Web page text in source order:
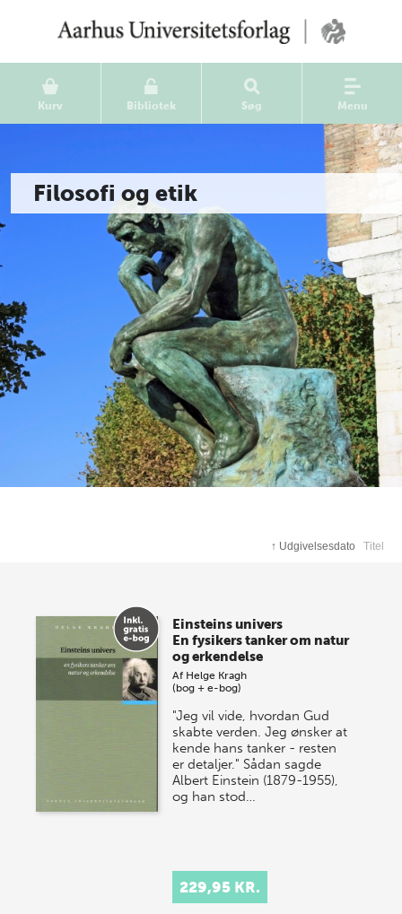
Kurv Bibliotek Søg Menu
Filosofi og etik
↑ Udgivelsesdato Titel
Einsteins univers
En fysikers tanker om natur
og erkendelse
Af Helge Kragh
(bog + e-bog)
"Jeg vil vide, hvordan Gud
skabte verden. Jeg ønsker at
kende hans tanker - resten
er detaljer." Sådan sagde
Albert Einstein (1879-1955),
og han stod…
229,95 KR.